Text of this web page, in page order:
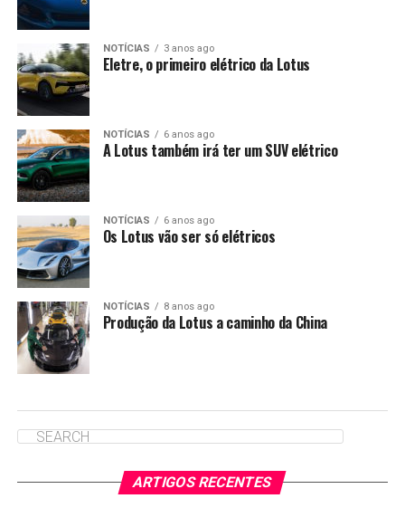
NOTÍCIAS 3 anos ago
Eletre, o primeiro elétrico da Lotus
NOTÍCIAS 6 anos ago
A Lotus também irá ter um SUV elétrico
NOTÍCIAS 6 anos ago
Os Lotus vão ser só elétricos
NOTÍCIAS 8 anos ago
Produção da Lotus a caminho da China
ARTIGOS RECENTES